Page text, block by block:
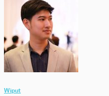
Wiput